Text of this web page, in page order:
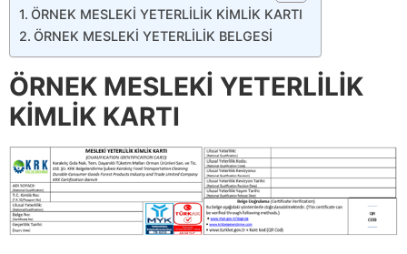
ÖRNEK MESLEKİ YETERLİLİK KİMLİK KARTI
ÖRNEK MESLEKİ YETERLİLİK BELGESİ
ÖRNEK MESLEKİ YETERLİLİK
KİMLİK KARTI